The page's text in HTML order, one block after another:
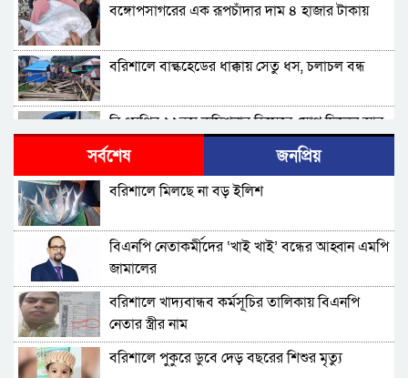
বঙ্গোপসাগরের এক রূপচাঁদার দাম ৪ হাজার টাকায়
বরিশালে বাল্কহেডের ধাক্কায় সেতু ধস, চলাচল বন্ধ
বিএমপির ২২তম কমিশনার হিসেবে যোগ দিলেন আবু
রায়হান মুহম্মদ সালেহ
বরিশাল থেকে যেন কোনো রোগীকে ঢাকায় যেতে না
হয়: ড. জিয়াউদ্দিন
পটুয়াখালীতে কুকুরকে পিটিয়ে হত্যা, আসামীকে ২০
হাজার টাকা জরিমানা
ফ্যাসিবাদ গোষ্ঠীর কারণেই ব্যাংকে টাকা নেই: গণপূর্ত
প্রতিমন্ত্রী
ভোলায় পঞ্চম শ্রেণির ছাত্রীকে সংঘবদ্ধ ধর্ষণের
অভিযোগ, গ্রেপ্তার ৩
সর্বশেষ জনপ্রিয়
বরিশালে মিলছে না বড় ইলিশ
বিএনপি নেতাকর্মীদের ‘খাই খাই’ বন্ধের আহ্বান এমপি
জামালের
বরিশালে খাদ্যবান্ধব কর্মসূচির তালিকায় বিএনপি
নেতার স্ত্রীর নাম
বরিশালে পুকুরে ডুবে দেড় বছরের শিশুর মৃত্যু